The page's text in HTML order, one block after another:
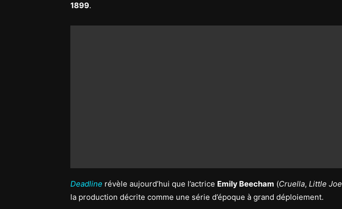
1899.
Deadline révèle aujourd’hui que l’actrice Emily Beecham (Cruella, Little Joe
la production décrite comme une série d’époque à grand déploiement.